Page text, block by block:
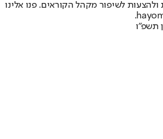
לשיפור מקהל הקוראים. פנו אלינו
תשפ"ו